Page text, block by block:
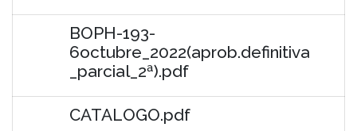
BOPH-193-
6octubre_2022(aprob.definitiva
_parcial_2ª).pdf
CATALOGO.pdf